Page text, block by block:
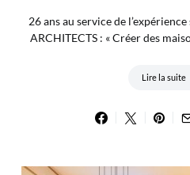
26 ans au service de
ARCHITECTS : « Créer des
Lire la suite